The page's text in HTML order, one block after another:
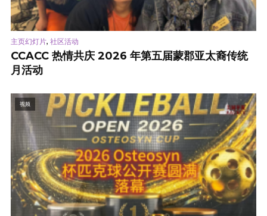
主页幻灯片, 社区活动
CCACC 热情共庆 2026 年第五届蒙郡亚太裔传统
月活动
视频